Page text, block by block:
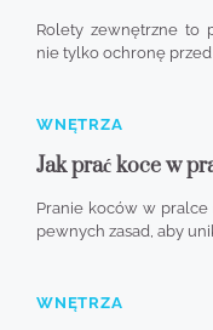
Rolety zewnętrzne to
nie tylko ochronę przed
WNĘTRZA
Jak prać koce w
Pranie koców w
pewnych zasad, aby
WNĘTRZA